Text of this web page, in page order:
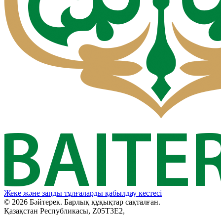
Жеке және заңды тұлғаларды қабылдау кестесі
© 2026 Бәйтерек. Барлық құқықтар сақталған.
Қазақстан Республикасы, Z05T3E2,